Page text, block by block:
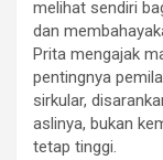
melihat sendiri
dan
Prita mengajak
pentingnya
sirkular,
aslinya, bukan
tetap tinggi.